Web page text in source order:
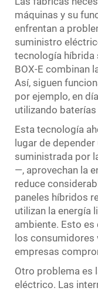
máquinas y su
enfrentan a
suministro
tecnología híbrida
BOX-E combinan
Así, siguen
por ejemplo, en
utilizando
Esta tecnología
lugar de
suministrada por
—, aprovechan la
reduce
paneles híbridos
utilizan la energía
ambiente. Esto
los consumidores
empresas
Otro problema es
eléctrico. Las